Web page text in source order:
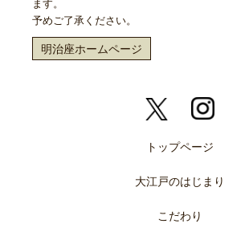
ます。
予めご了承ください。
明治座ホームページ
トップページ
大江戸のはじまり
こだわり